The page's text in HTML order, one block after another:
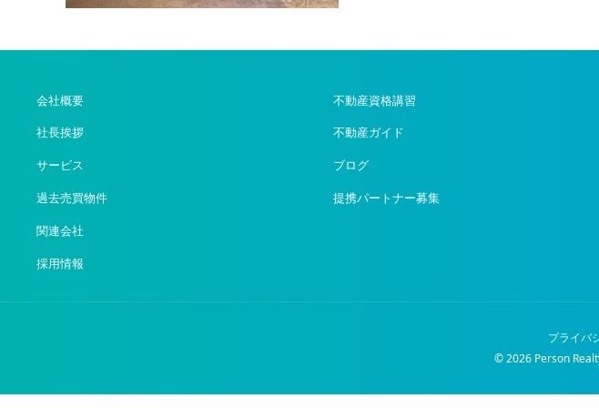
会社概要
社長挨拶
サービス
過去売買物件
関連会社
採用情報
不動産資格講習
不動産ガイド
ブログ
提携パートナー募集
プライバ
© 2026 Person